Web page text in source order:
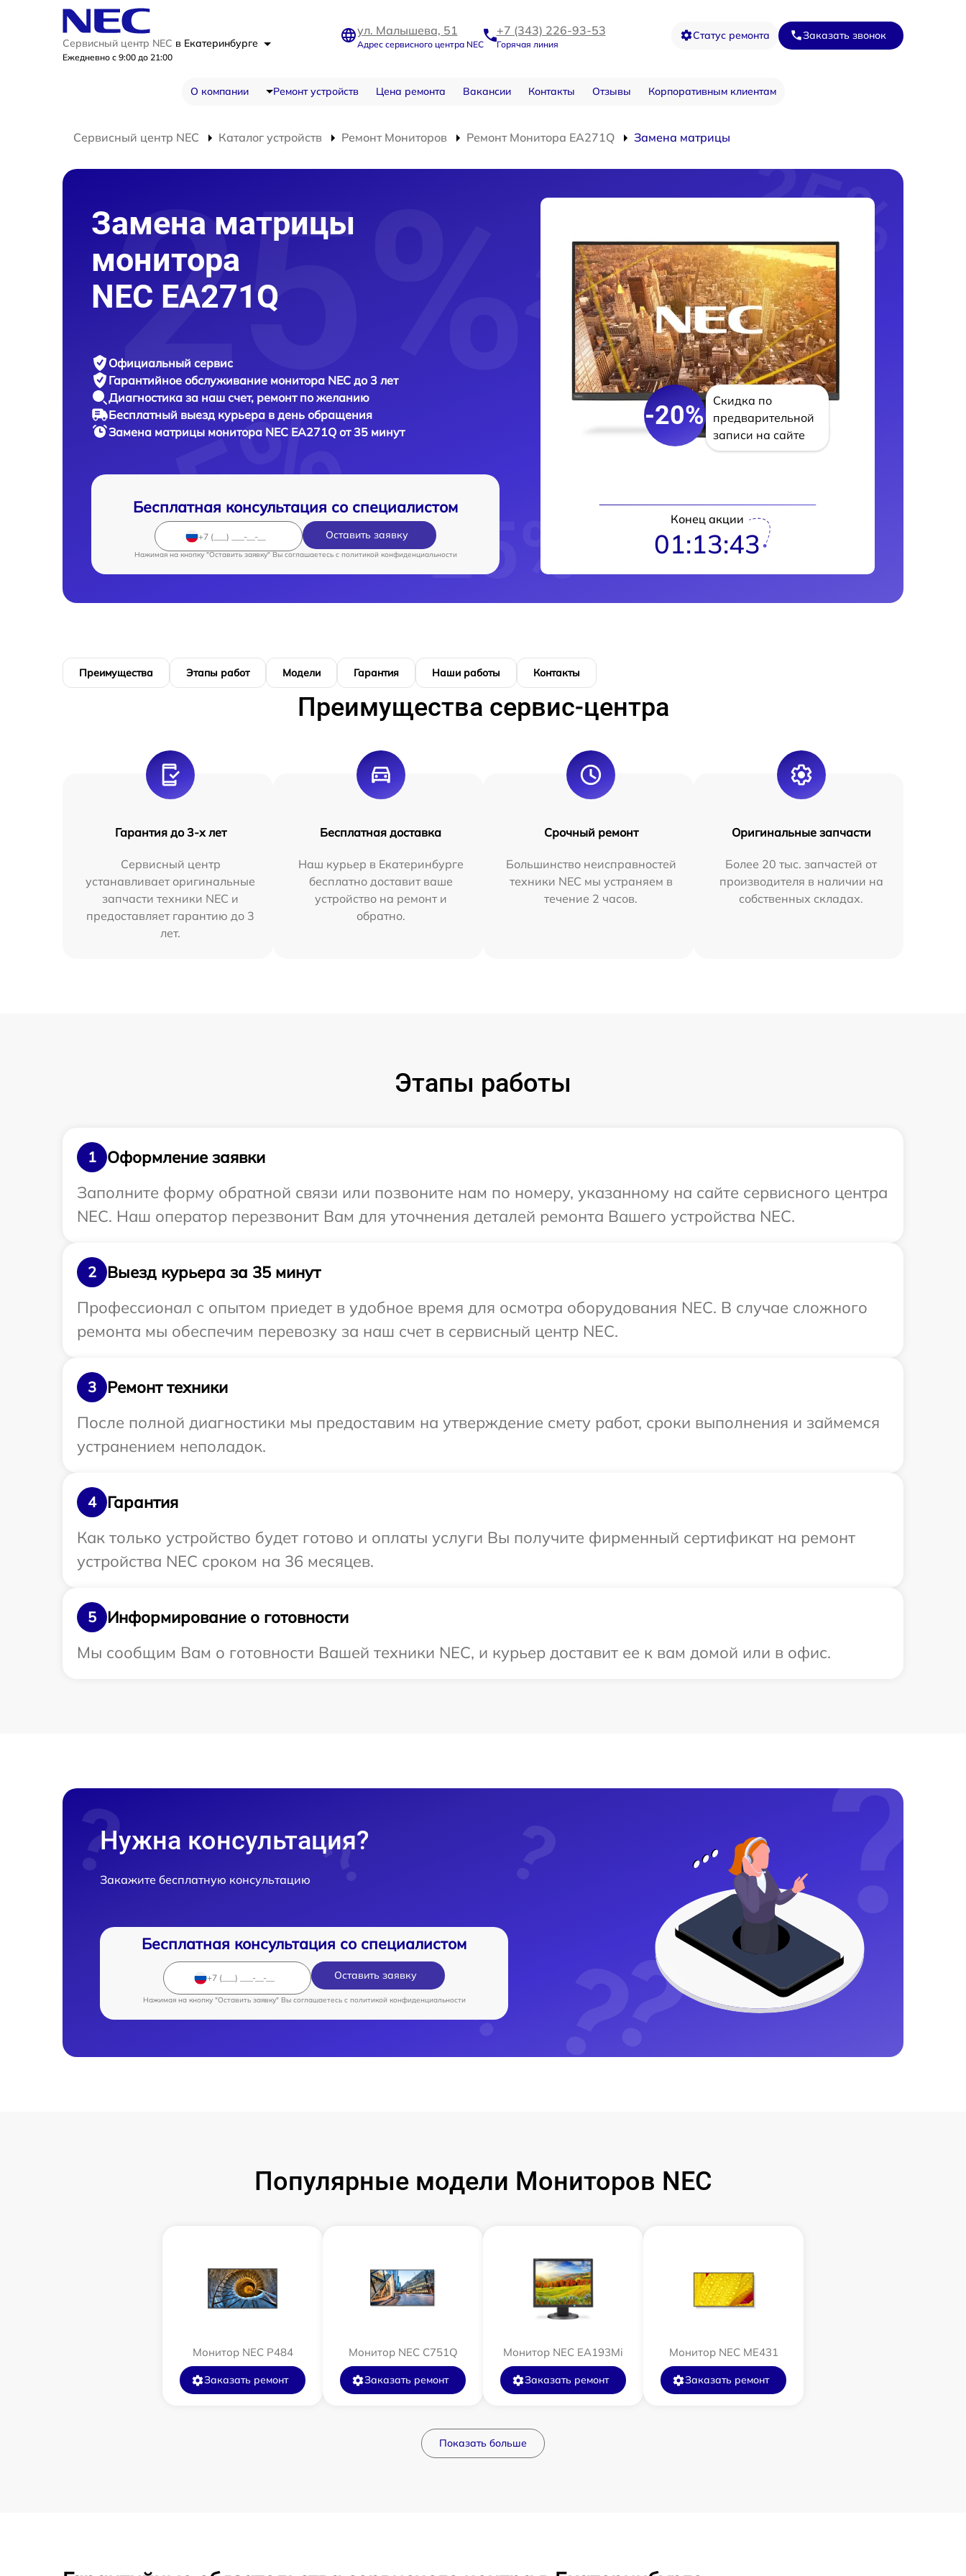
Сервисный центр NEC в Екатеринбурге
Ежедневно с 9:00 до 21:00
ул. Малышева, 51
Адрес сервисного центра NEC
+7 (343) 226-93-53
Горячая линия
Статус ремонта Заказать звонок
О компании Ремонт устройств Цена ремонта Вакансии Контакты Отзывы Корпоративным клиентам
Сервисный центр NEC Каталог устройств Ремонт Мониторов Ремонт Монитора EA271Q Замена матрицы
Замена матрицы
монитора
NEC EA271Q
Официальный сервис
Гарантийное обслуживание монитора NEC до 3 лет
Диагностика за наш счет, ремонт по желанию
Бесплатный выезд курьера в день обращения
Замена матрицы монитора NEC EA271Q от 35 минут
Бесплатная консультация со специалистом
Оставить заявку
Нажимая на кнопку "Оставить заявку" Вы соглашаетесь c политикой конфиденциальности
-20%
Скидка по
предварительной
записи на сайте
Конец акции
01:13:42
Преимущества Этапы работ Модели Гарантия Наши работы Контакты
Преимущества сервис-центра
Гарантия до 3-х лет
Сервисный центр
устанавливает оригинальные
запчасти техники NEC и
предоставляет гарантию до 3
лет.
Бесплатная доставка
Наш курьер в Екатеринбурге
бесплатно доставит ваше
устройство на ремонт и
обратно.
Срочный ремонт
Большинство неисправностей
техники NEC мы устраняем в
течение 2 часов.
Оригинальные запчасти
Более 20 тыс. запчастей от
производителя в наличии на
собственных складах.
Этапы работы
1
Оформление заявки
Заполните форму обратной связи или позвоните нам по номеру, указанному на сайте сервисного центра
NEC. Наш оператор перезвонит Вам для уточнения деталей ремонта Вашего устройства NEC.
2
Выезд курьера за 35 минут
Профессионал с опытом приедет в удобное время для осмотра оборудования NEC. В случае сложного
ремонта мы обеспечим перевозку за наш счет в сервисный центр NEC.
3
Ремонт техники
После полной диагностики мы предоставим на утверждение смету работ, сроки выполнения и займемся
устранением неполадок.
4
Гарантия
Как только устройство будет готово и оплаты услуги Вы получите фирменный сертификат на ремонт
устройства NEC сроком на 36 месяцев.
5
Информирование о готовности
Мы сообщим Вам о готовности Вашей техники NEC, и курьер доставит ее к вам домой или в офис.
Нужна консультация?
Закажите бесплатную консультацию
Бесплатная консультация со специалистом
Оставить заявку
Нажимая на кнопку "Оставить заявку" Вы соглашаетесь c политикой конфиденциальности
Популярные модели Мониторов NEC
Монитор NEC P484
Заказать ремонт
Монитор NEC C751Q
Заказать ремонт
Монитор NEC EA193Mi
Заказать ремонт
Монитор NEC ME431
Заказать ремонт
Показать больше